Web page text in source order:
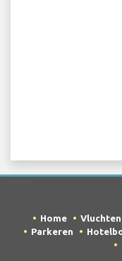
Home Vluchten
Parkeren